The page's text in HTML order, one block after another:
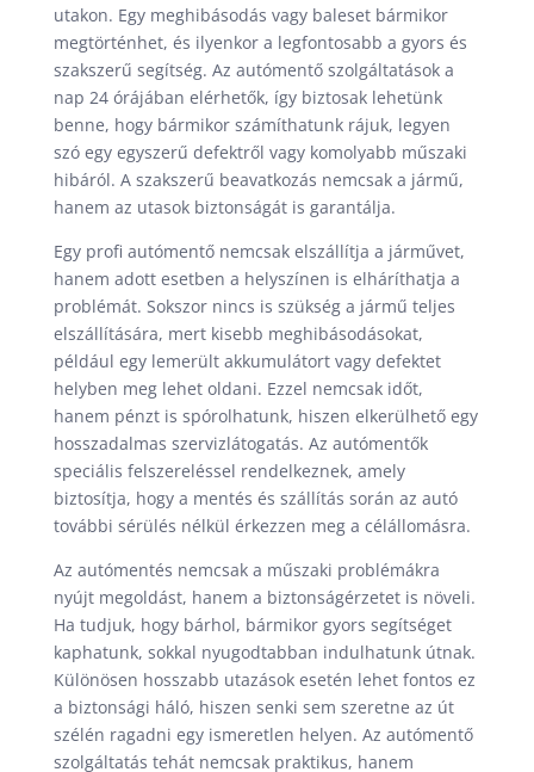
utakon. Egy meghibásodás vagy baleset bármikor
megtörténhet, és ilyenkor a legfontosabb a gyors és
szakszerű segítség. Az autómentő szolgáltatások a
nap 24 órájában elérhetők, így biztosak lehetünk
benne, hogy bármikor számíthatunk rájuk, legyen
szó egy egyszerű defektről vagy komolyabb műszaki
hibáról. A szakszerű beavatkozás nemcsak a jármű,
hanem az utasok biztonságát is garantálja.
Egy profi autómentő nemcsak elszállítja a járművet,
hanem adott esetben a helyszínen is elháríthatja a
problémát. Sokszor nincs is szükség a jármű teljes
elszállítására, mert kisebb meghibásodásokat,
például egy lemerült akkumulátort vagy defektet
helyben meg lehet oldani. Ezzel nemcsak időt,
hanem pénzt is spórolhatunk, hiszen elkerülhető egy
hosszadalmas szervizlátogatás. Az autómentők
speciális felszereléssel rendelkeznek, amely
biztosítja, hogy a mentés és szállítás során az autó
további sérülés nélkül érkezzen meg a célállomásra.
Az autómentés nemcsak a műszaki problémákra
nyújt megoldást, hanem a biztonságérzetet is növeli.
Ha tudjuk, hogy bárhol, bármikor gyors segítséget
kaphatunk, sokkal nyugodtabban indulhatunk útnak.
Különösen hosszabb utazások esetén lehet fontos ez
a biztonsági háló, hiszen senki sem szeretne az út
szélén ragadni egy ismeretlen helyen. Az autómentő
szolgáltatás tehát nemcsak praktikus, hanem